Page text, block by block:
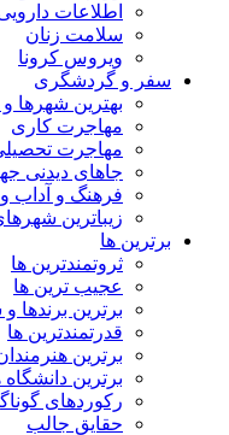
اطلاعات
سلامت زنان
ویروس کرونا
سفر و گردشگری
بهترین شهرها
مهاجرت کاری
مهاجرت
جاهای دیدنی
فرهنگ و آداب
زیباترین
برترین ها
ثروتمندترین ها
عجیب ترین ها
برترین برندها
قدرتمندترین ها
برترین
برترین دانشگاه
رکوردهای
حقایق جالب